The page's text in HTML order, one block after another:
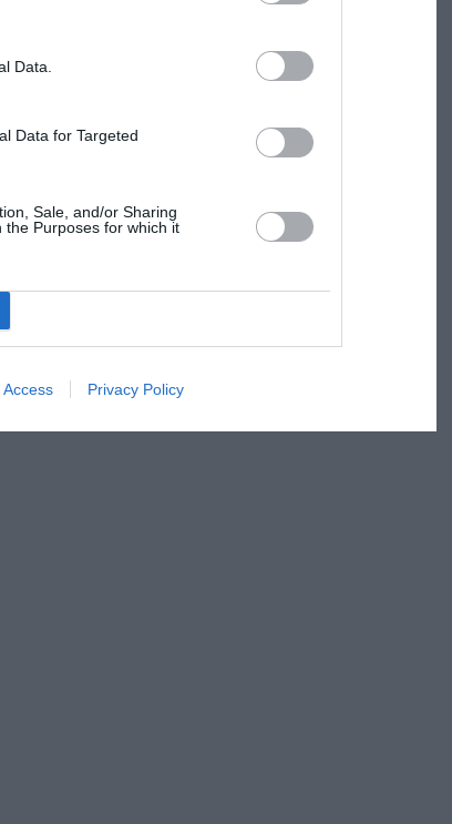
Data.
Data for Targeted
Sale, and/or Sharing
Purposes for which it
Access Privacy Policy
σπίτι, μάλλον, έχοντας για
σε κάποιον για την πραγματικότητα,
ανακουφιστικό θα ήταν, κύριε Τζέι! Η
στους αληθινούς ανθρώπους
σμίλεψαν το πρόσωπο που έχουμε
και αποπραγματοποίησης,
οι πάσχοντες αμφιβάλλουν, καθώς
Μάλλον.